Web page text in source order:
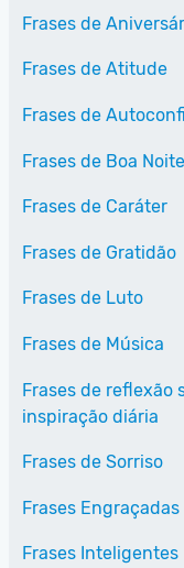
Frases de
Frases de Atitude
Frases de
Frases de Boa Noite
Frases de Caráter
Frases de Gratidão
Frases de Luto
Frases de Música
Frases de reflexão
inspiração diária
Frases de Sorriso
Frases Engraçadas
Frases Inteligentes